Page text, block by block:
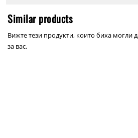
Similar products
Вижте тези продукти, които биха могли
за вас.